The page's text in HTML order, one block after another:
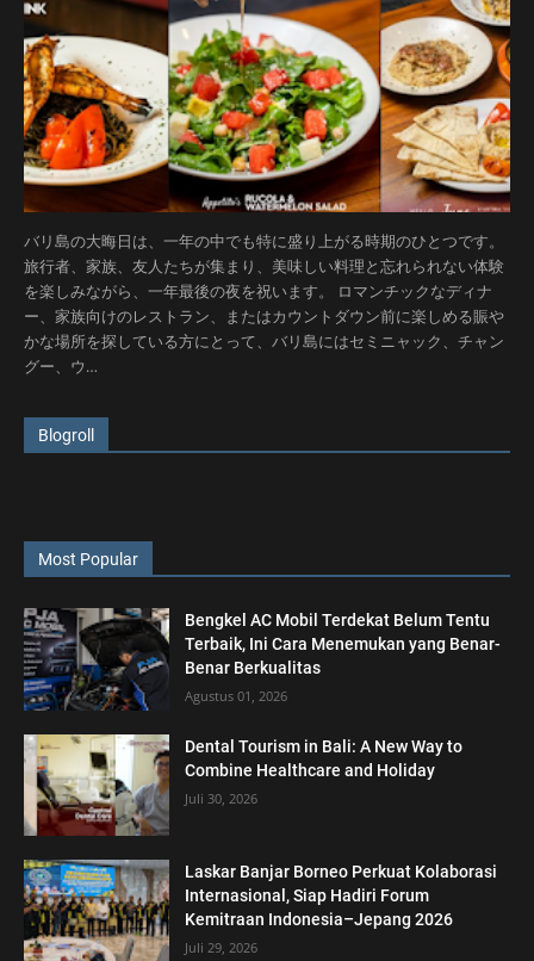
バリ島の大晦日は、一年の中でも特に盛り上がる時期のひとつです。
旅行者、家族、友人たちが集まり、美味しい料理と忘れられない体験
を楽しみながら、一年最後の夜を祝います。 ロマンチックなディナ
ー、家族向けのレストラン、またはカウントダウン前に楽しめる賑や
かな場所を探している方にとって、バリ島にはセミニャック、チャン
グー、ウ…
Blogroll
Most Popular
Bengkel AC Mobil Terdekat Belum Tentu
Terbaik, Ini Cara Menemukan yang Benar-
Benar Berkualitas
Agustus 01, 2026
Dental Tourism in Bali: A New Way to
Combine Healthcare and Holiday
Juli 30, 2026
Laskar Banjar Borneo Perkuat Kolaborasi
Internasional, Siap Hadiri Forum
Kemitraan Indonesia–Jepang 2026
Juli 29, 2026